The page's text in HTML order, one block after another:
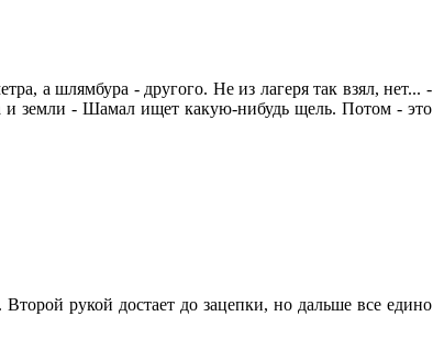
а шлямбура - другого. Не из лагеря так взял, нет... -
и земли - Шамал ищет какую-нибудь щель. Потом - это
рукой достает до зацепки, но дальше все едино